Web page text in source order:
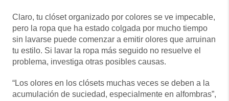
Claro, tu clóset organizado por colores se ve impecable,
pero la ropa que ha estado colgada por mucho tiempo
sin lavarse puede comenzar a emitir olores que arruinan
tu estilo. Si lavar la ropa más seguido no resuelve el
problema, investiga otras posibles causas.
“Los olores en los clósets muchas veces se deben a la
acumulación de suciedad, especialmente en alfombras”,